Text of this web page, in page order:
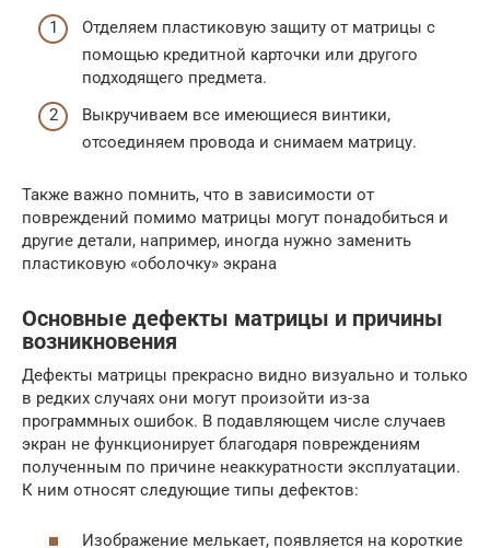
Отделяем пластиковую защиту от матрицы с
помощью кредитной карточки или другого
подходящего предмета.
Выкручиваем все имеющиеся винтики,
отсоединяем провода и снимаем матрицу.
Также важно помнить, что в зависимости от
повреждений помимо матрицы могут понадобиться и
другие детали, например, иногда нужно заменить
пластиковую «оболочку» экрана
Основные дефекты матрицы и причины
возникновения
Дефекты матрицы прекрасно видно визуально и только
в редких случаях они могут произойти из-за
программных ошибок. В подавляющем числе случаев
экран не функционирует благодаря повреждениям
полученным по причине неаккуратности эксплуатации.
К ним относят следующие типы дефектов:
Изображение мелькает, появляется на короткие